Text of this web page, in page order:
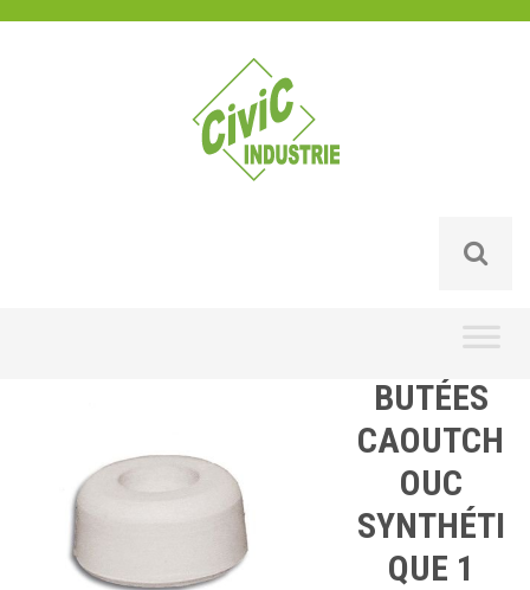
BUTÉES
CAOUTCH
OUC
SYNTHÉTI
QUE 1